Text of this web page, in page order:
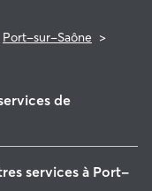
Port-sur-Saône >
de
services à Port-